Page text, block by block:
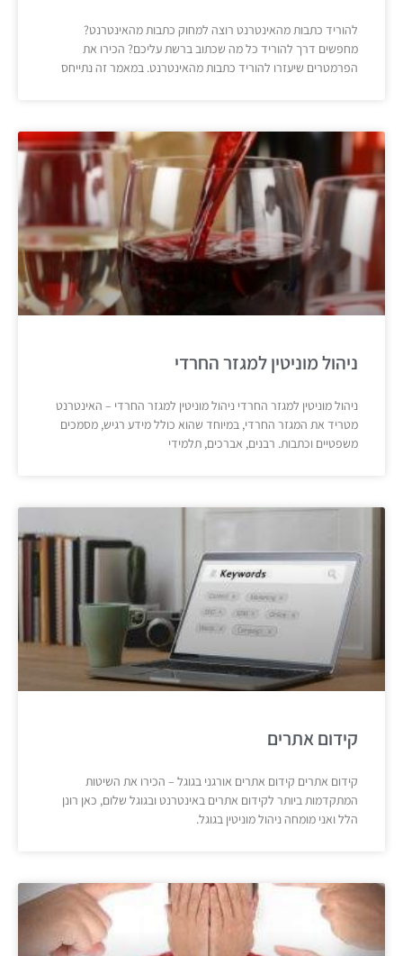
להוריד כתבות מהאינטרנט רוצה למחוק כתבות מהאינטרנט?
מחפשים דרך להוריד כל מה שכתוב ברשת עליכם? הכירו את
הפרמטרים שיעזרו להוריד כתבות מהאינטרנט. במאמר זה נתייחס
ניהול מוניטין למגזר החרדי
ניהול מוניטין למגזר החרדי ניהול מוניטין למגזר החרדי – האינטרנט
מטריד את המגזר החרדי, במיוחד שהוא כולל מידע רגיש, מסמכים
משפטיים וכתבות. רבנים, אברכים, תלמידי
קידום אתרים
קידום אתרים קידום אתרים אורגני בגוגל – הכירו את השיטות
המתקדמות ביותר לקידום אתרים באינטרנט ובגוגל שלום, כאן רונן
הלל ואני מומחה ניהול מוניטין בגוגל.